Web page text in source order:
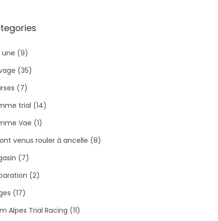
une (9)
(35)
(7)
trial (14)
Vae (1)
venus rouler à ancelle (8)
(7)
(2)
(17)
Alpes Trial Racing (11)